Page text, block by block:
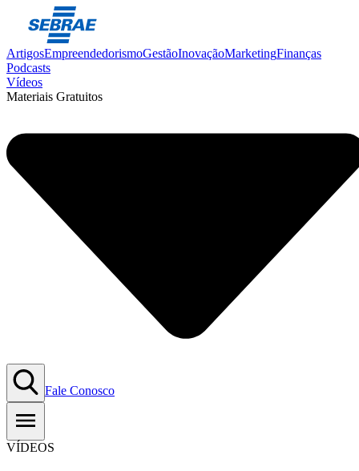
ArtigosEmpreendedorismoGestãoInovaçãoMarketingFinanças
Podcasts
Vídeos
Materiais Gratuitos
Fale Conosco
VÍDEOS